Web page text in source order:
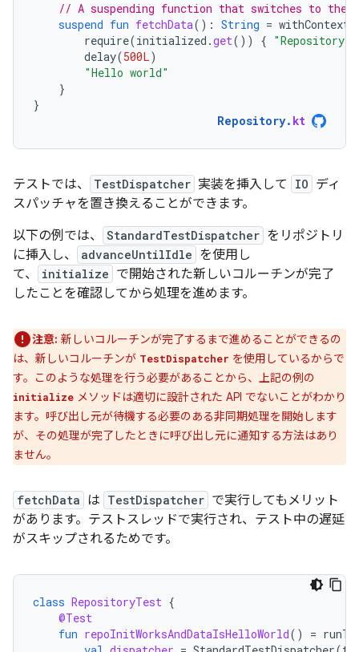
// A suspending function that switches to the
suspend fun fetchData(): String = withContext
require(initialized .get()) {
delay(500L)
"Hello world"
}
}
Repository. kt
テストでは、 TestDispatcher 実装を挿入して IO ディ
スパッチャを置き換えることができます。
以下の例では、
StandardTestDispatcher をリポジトリ
に挿入し、
advanceUntilIdle を使用し
て、
initialize で開始された新しいコルーチンが完了
したことを確認してから処理を進めます。
注意: 新しいコルーチンが完了するまで進めることができるの
は、新しいコルーチンが TestDispatcher を使用しているからで
す。このような処理を行う必要があることから、上記の例の
initialize メソッドは適切に設計された API でないことがわかり
ます。呼び出し元が待機する必要のある非同期処理を開始します
が、その処理が完了したときに呼び出し元に通知する方法はあり
ません。
fetchData は TestDispatcher で実行してもメリット
があります。テストスレッドで実行され、テスト中の遅延
がスキップされるためです。
class RepositoryTest {
@Test
fun repoInitWorksAndDataIsHelloWorld() =